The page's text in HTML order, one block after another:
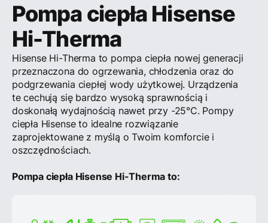
Pompa ciepła Hisense
Hi-Therma
Hisense Hi-Therma to pompa ciepła nowej generacji
przeznaczona do ogrzewania, chłodzenia oraz do
podgrzewania ciepłej wody użytkowej. Urządzenia
te cechują się bardzo wysoką sprawnością i
doskonałą wydajnością nawet przy -25°C. Pompy
ciepła Hisense to idealne rozwiązanie
zaprojektowane z myślą o Twoim komforcie i
oszczędnościach.
Pompa ciepła Hisense Hi-Therma to: